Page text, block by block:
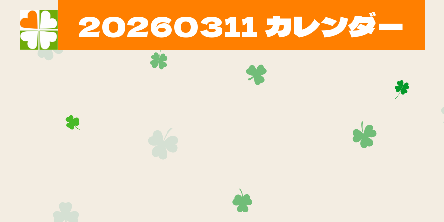
20260311 カレンダー